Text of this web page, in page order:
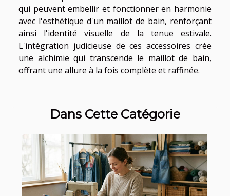
qui peuvent embellir et fonctionner en harmonie
avec l'esthétique d'un maillot de bain, renforçant
ainsi l'identité visuelle de la tenue estivale.
L'intégration judicieuse de ces accessoires crée
une alchimie qui transcende le maillot de bain,
offrant une allure à la fois complète et raffinée.
Dans Cette Catégorie